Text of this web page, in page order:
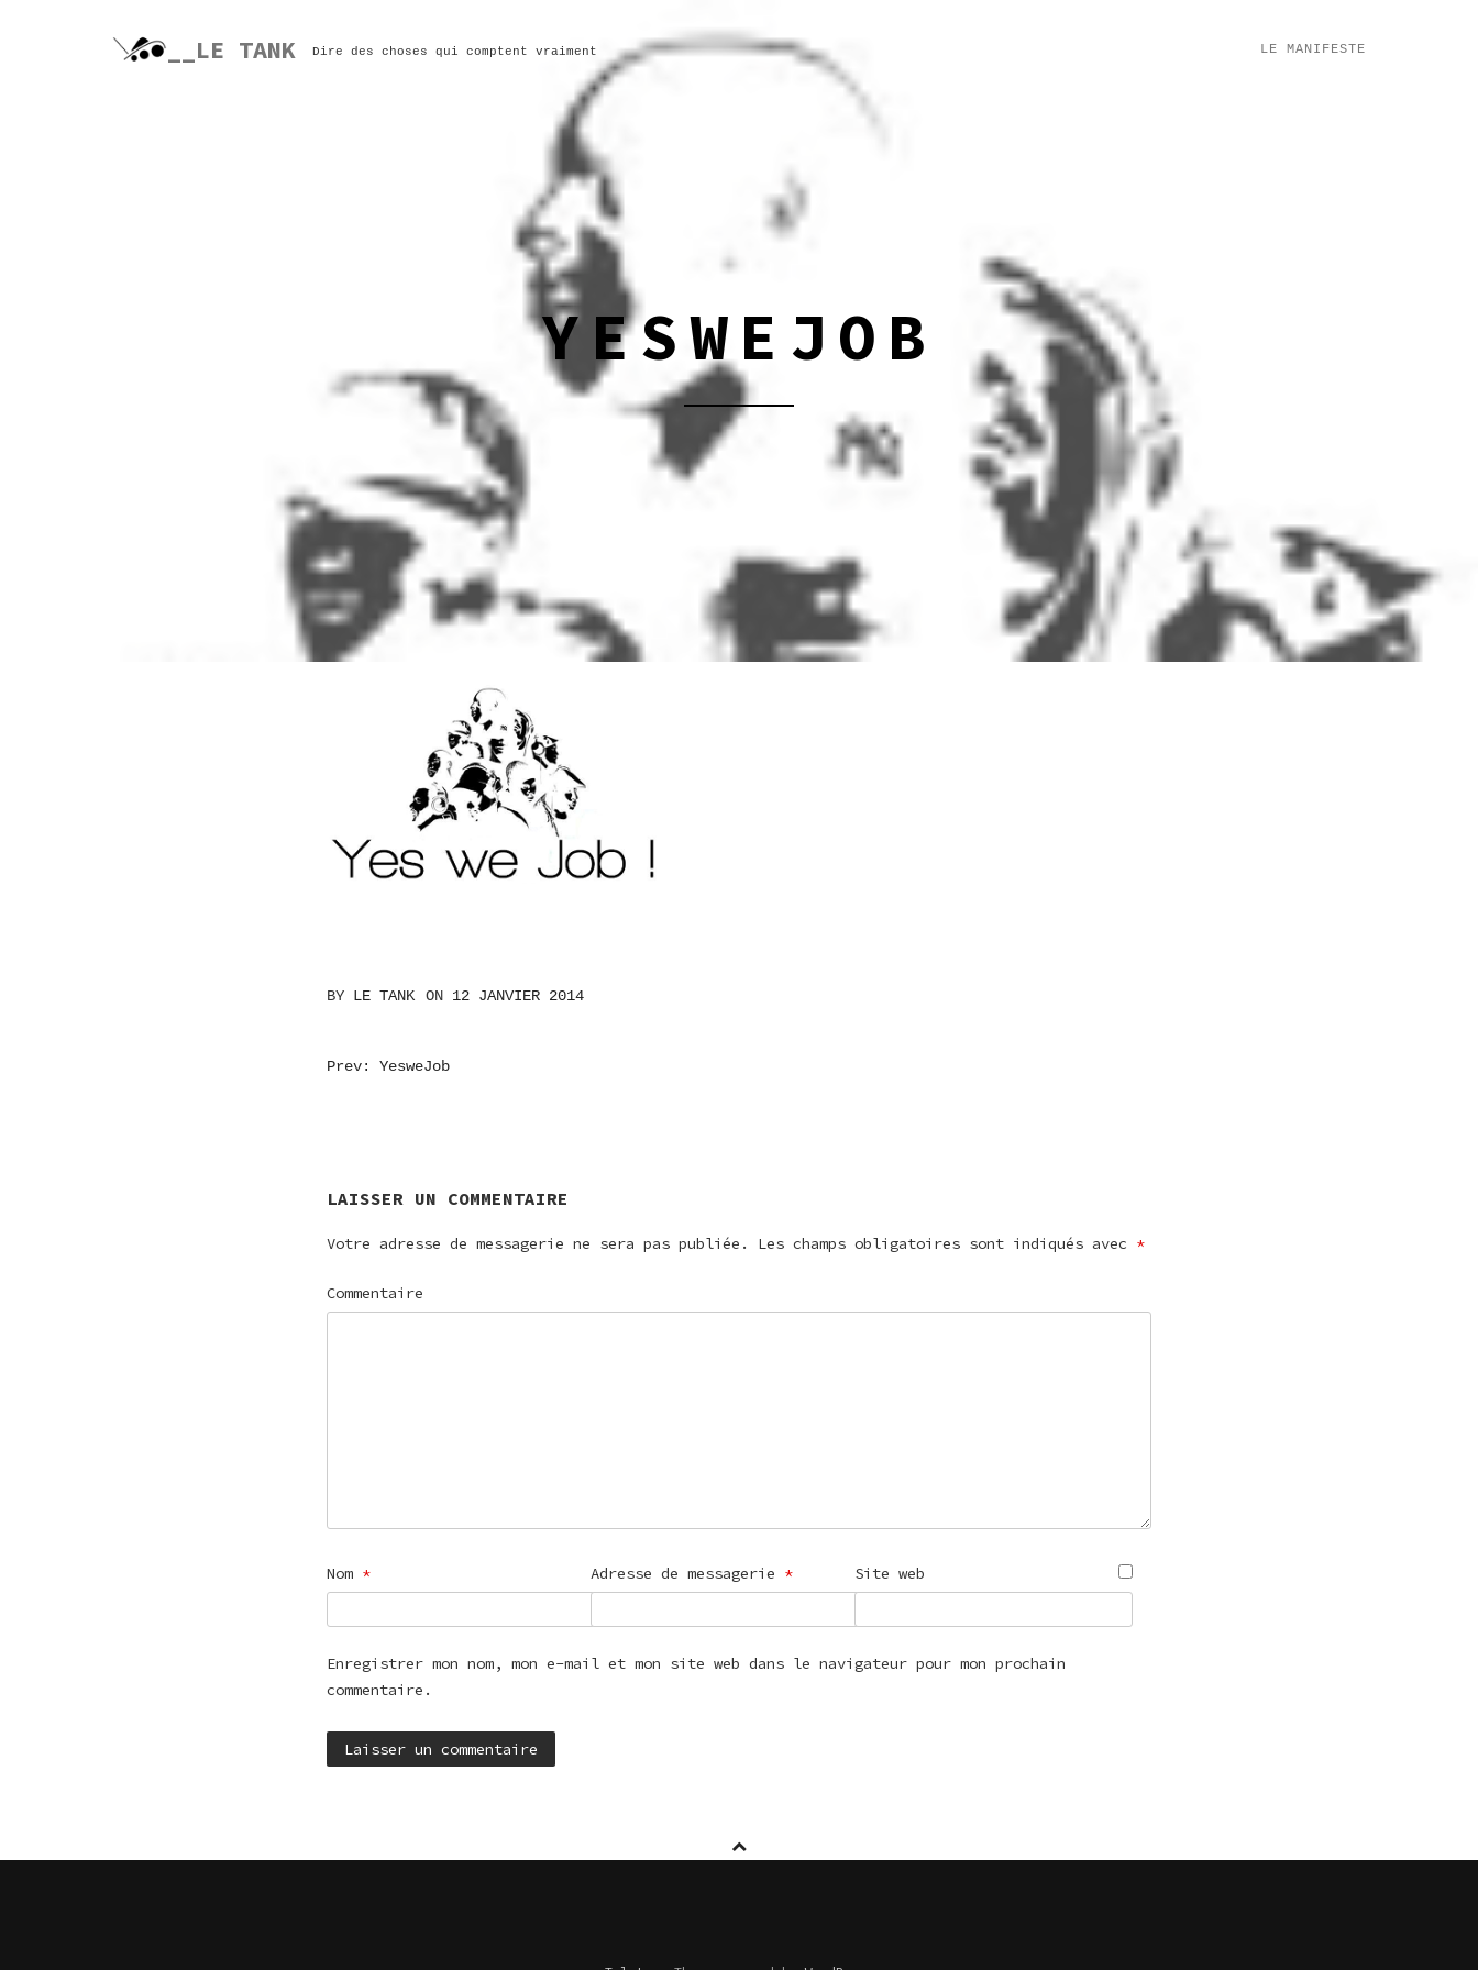
__LE TANK Dire des choses qui comptent vraiment LE MANIFESTE
YESWEJOB
BY LE TANK ON 12 JANVIER 2014
NAVIGATION
Prev: YesweJob
LAISSER UN COMMENTAIRE
Votre adresse de messagerie ne sera pas publiée. Les champs obligatoires sont indiqués avec *
Commentaire
Nom * Adresse de messagerie * Site web
Enregistrer mon nom, mon e-mail et mon site web dans le navigateur pour mon prochain
commentaire.